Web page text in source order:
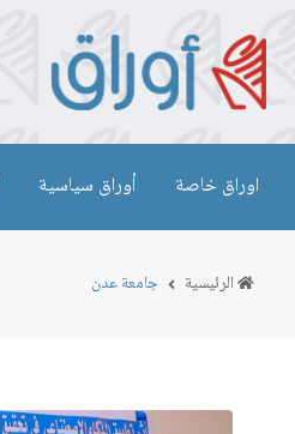
اوراق خاصة أوراق سياسية
الرئيسية جامعة عدن